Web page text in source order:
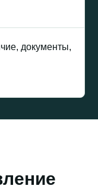
документы,